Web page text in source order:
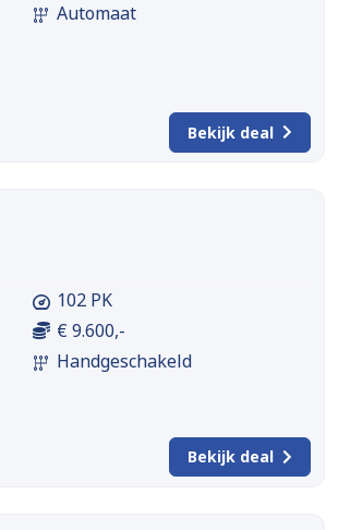
Automaat
Bekijk deal
102 PK
€ 9.600,-
Handgeschakeld
Bekijk deal